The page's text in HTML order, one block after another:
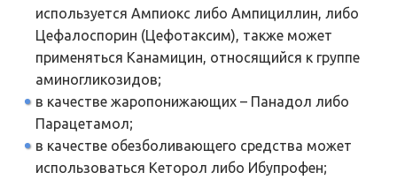
используется Ампиокс либо Ампициллин, либо
Цефалоспорин (Цефотаксим), также может
применяться Канамицин, относящийся к группе
аминогликозидов;
в качестве жаропонижающих – Панадол либо
Парацетамол;
в качестве обезболивающего средства может
использоваться Кеторол либо Ибупрофен;